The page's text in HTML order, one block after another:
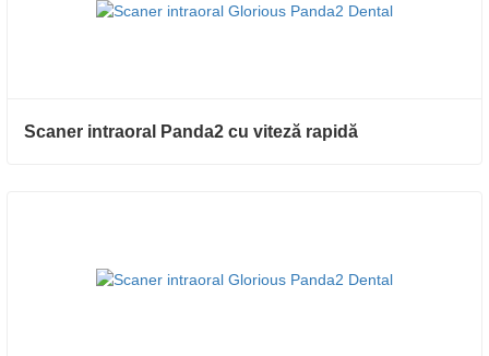
Scaner intraoral Panda2 cu viteză rapidă